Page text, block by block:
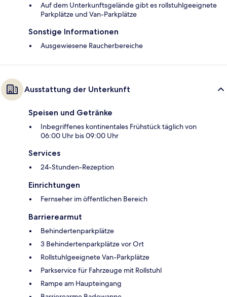
Auf dem Unterkunftsgelände gibt es rollstuhlgeeignete
Parkplätze und Van-Parkplätze
Sonstige Informationen
Ausgewiesene Raucherbereiche
Ausstattung der Unterkunft
Speisen und Getränke
Inbegriffenes kontinentales Frühstück täglich von
06:00 Uhr bis 09:00 Uhr
Services
24-Stunden-Rezeption
Einrichtungen
Fernseher im öffentlichen Bereich
Barrierearmut
Behindertenparkplätze
3 Behindertenparkplätze vor Ort
Rollstuhlgeeignete Van-Parkplätze
Parkservice für Fahrzeuge mit Rollstuhl
Rampe am Haupteingang